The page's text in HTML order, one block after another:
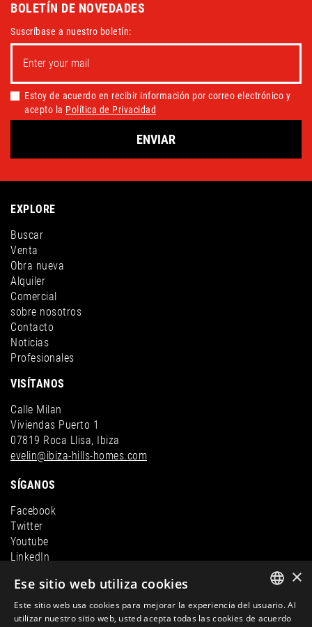
BOLETÍN DE NOVEDADES
Suscríbase a nuestro boletín:
Estoy de acuerdo en recibir información por correo electrónico y
acepto la Política de Privacidad
ENVIAR
EXPLORE
Buscar
Venta
Obra nueva
Alquiler
Comercial
sobre nosotros
Contacto
Noticias
Profesionales
VISÍTANOS
Calle Milan
Viviendas Puerto 1
07819 Roca Llisa, Ibiza
evelin@ibiza-hills-homes.com
SÍGANOS
Facebook
Twitter
Youtube
LinkedIn
ENGLISH
×
Ese sitio web utiliza cookies
Este sitio web usa cookies para mejorar la experiencia del usuario. Al
utilizar nuestro sitio web, usted acepta todas las cookies de acuerdo